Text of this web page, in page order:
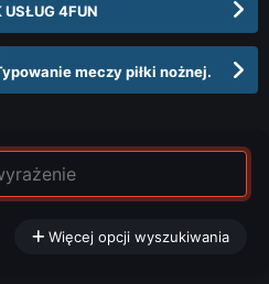
USŁUG 4FUN
meczy piłki nożnej.
Więcej opcji wyszukiwania